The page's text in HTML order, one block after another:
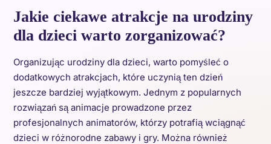
Jakie ciekawe atrakcje na urodziny
dla dzieci warto zorganizować?
Organizując urodziny dla dzieci, warto pomyśleć o
dodatkowych atrakcjach, które uczynią ten dzień
jeszcze bardziej wyjątkowym. Jednym z popularnych
rozwiązań są animacje prowadzone przez
profesjonalnych animatorów, którzy potrafią wciągnąć
dzieci w różnorodne zabawy i gry. Można również